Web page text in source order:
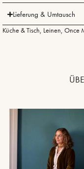
Lieferung & Umtausch
Küche & Tisch, Leinen, Once